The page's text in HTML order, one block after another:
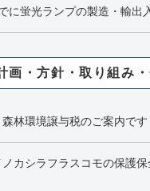
に蛍光ランプの製造・輸出
画・方針・取り組み
林環境譲与税のご案内です
カシラフラスコモの保護保